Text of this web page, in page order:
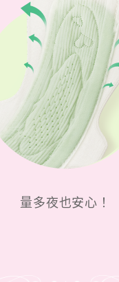
量多夜也安心！